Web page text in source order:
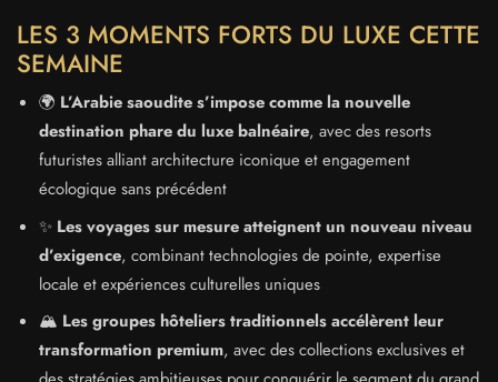
LES 3 MOMENTS FORTS DU LUXE CETTE
SEMAINE
🌍 L’Arabie saoudite s’impose comme la nouvelle
destination phare du luxe balnéaire, avec des resorts
futuristes alliant architecture iconique et engagement
écologique sans précédent
✨ Les voyages sur mesure atteignent un nouveau niveau
d’exigence, combinant technologies de pointe, expertise
locale et expériences culturelles uniques
🏔️ Les groupes hôteliers traditionnels accélèrent leur
transformation premium, avec des collections exclusives et